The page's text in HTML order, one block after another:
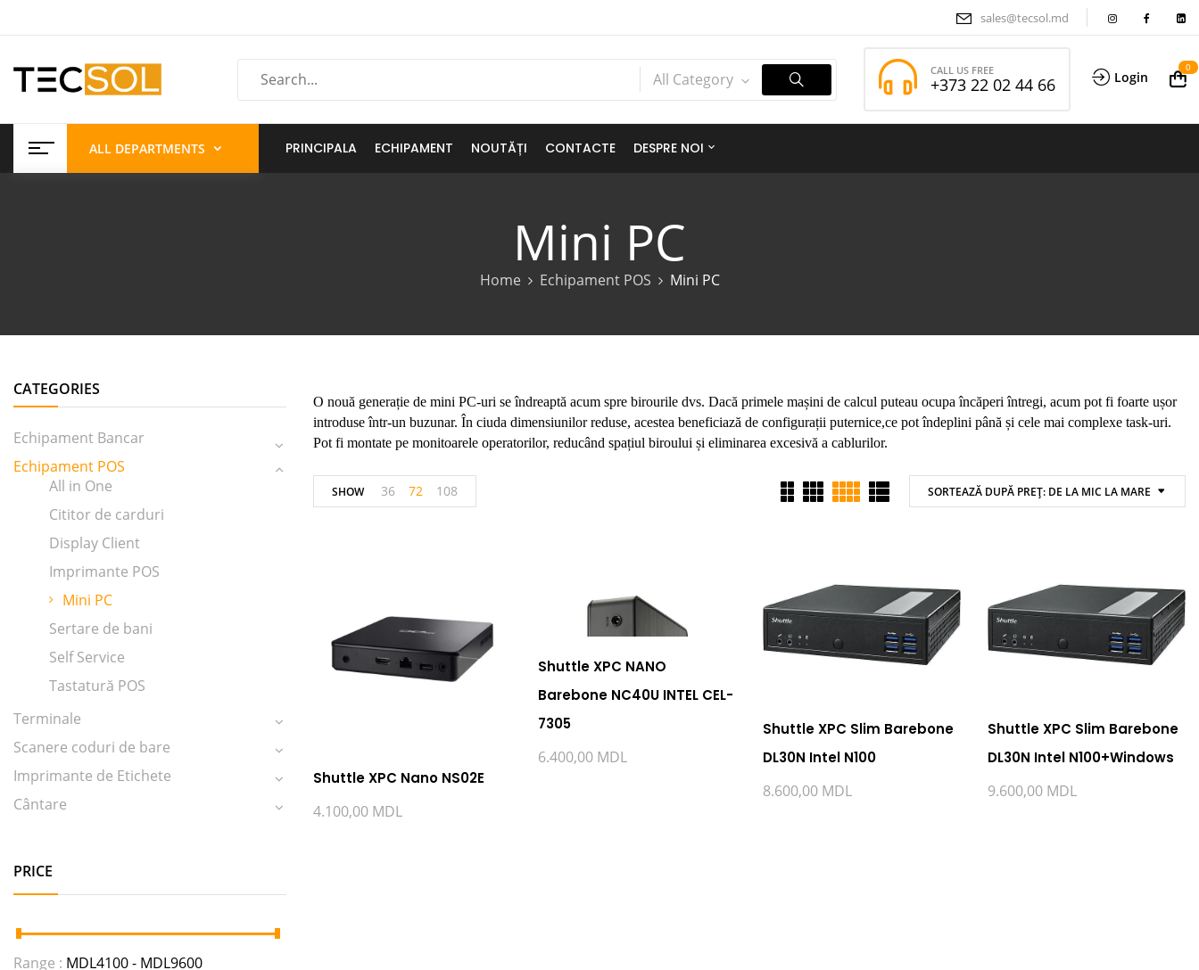
sales@tecsol.md
All Category CALL US FREE
+373 22 02 44 66 Login
0
ALL DEPARTMENTS PRINCIPALA ECHIPAMENT NOUTĂȚI CONTACTE DESPRE NOI
Mini PC
Home Echipament POS Mini PC
CATEGORIES
Echipament Bancar
Echipament POS
All in One
Cititor de carduri
Display Client
Imprimante POS
Mini PC
Sertare de bani
Self Service
Tastatură POS
Terminale
Scanere coduri de bare
Imprimante de Etichete
Cântare
PRICE
Range : MDL4100 - MDL9600
O nouă generație de mini PC-uri se îndreaptă acum spre birourile dvs. Dacă primele mașini de calcul puteau ocupa încăperi întregi, acum pot fi foarte ușor
introduse într-un buzunar. În ciuda dimensiunilor reduse, acestea beneficiază de configurații puternice,ce pot îndeplini până și cele mai complexe task-uri.
Pot fi montate pe monitoarele operatorilor, reducând spațiul biroului și eliminarea excesivă a cablurilor.
SORTEAZĂ DUPĂ PREȚ: DE LA MIC LA MARE
SHOW 36 72 108
Shuttle XPC Nano NS02E
4.100,00 MDL
Shuttle XPC NANO
Barebone NC40U INTEL CEL-
7305
6.400,00 MDL
Shuttle XPC Slim Barebone
DL30N Intel N100
8.600,00 MDL
Shuttle XPC Slim Barebone
DL30N Intel N100+Windows
9.600,00 MDL